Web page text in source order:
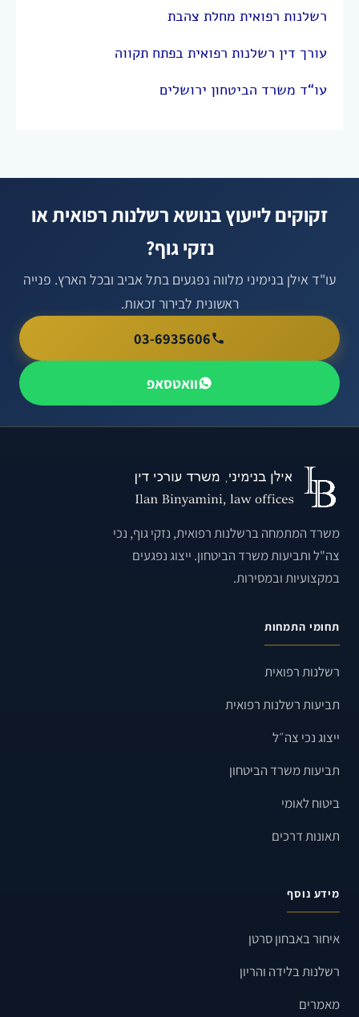
רשלנות רפואית מחלת צהבת
עורך דין רשלנות רפואית בפתח תקווה
עו“ד משרד הביטחון ירושלים
זקוקים לייעוץ בנושא רשלנות רפואית או
נזקי גוף?
עו"ד אילן בנימיני מלווה נפגעים בתל אביב ובכל הארץ. פנייה
ראשונית לבירור זכאות.
03-6935606
וואטסאפ
משרד המתמחה ברשלנות רפואית, נזקי גוף, נכי
צה"ל ותביעות משרד הביטחון. ייצוג נפגעים
במקצועיות ובמסירות.
תחומי התמחות
רשלנות רפואית
תביעות רשלנות רפואית
ייצוג נכי צה״ל
תביעות משרד הביטחון
ביטוח לאומי
תאונות דרכים
מידע נוסף
איחור באבחון סרטן
רשלנות בלידה והריון
מאמרים